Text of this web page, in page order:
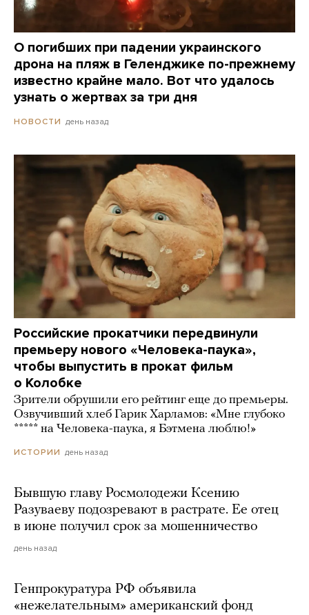
О погибших при падении украинского
дрона на пляж в Геленджике по-прежнему
известно крайне мало. Вот что удалось
узнать о жертвах за три дня
НОВОСТИ день назад
Российские прокатчики передвинули
премьеру нового «Человека-паука»,
чтобы выпустить в прокат фильм
о Колобке
Зрители обрушили его рейтинг еще до премьеры.
Озвучивший хлеб Гарик Харламов: «Мне глубоко
***** на Человека-паука, я Бэтмена люблю!»
ИСТОРИИ день назад
Бывшую главу Росмолодежи Ксению
Разуваеву подозревают в растрате. Ее отец
в июне получил срок за мошенничество
день назад
Генпрокуратура РФ объявила
«нежелательным» американский фонд